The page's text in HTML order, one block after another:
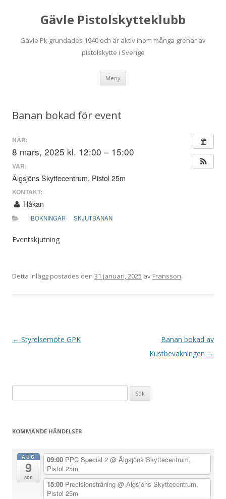
Gävle Pistolskytteklubb
Gävle Pk grundades 1940 och är aktiv inom många grenar av
pistolskytte i Sverige
Meny
Banan bokad för event
NÄR:
8 mars, 2025 kl. 12:00 – 15:00
VAR:
Älgsjöns Skyttecentrum, Pistol 25m
KONTAKT:
Håkan
BOKNINGAR SKJUTBANAN
Eventskjutning
Detta inlägg postades den 31 januari, 2025 av Fransson.
I
a
← Styrelsemöte GPK
Banan bokad av
Kustbevakningen →
efter:
KOMMANDE HÄNDELSER
AUG
9
sön
09:00 PPC Special 2 @ Älgsjöns Skyttecentrum,
Pistol 25m
15:00 Precisionsträning @ Älgsjöns Skyttecentrum,
Pistol 25m